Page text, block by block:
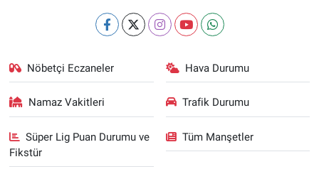
Nöbetçi Eczaneler Hava Durumu
Namaz Vakitleri Trafik Durumu
Süper Lig Puan Durumu ve
Fikstür
Tüm Manşetler